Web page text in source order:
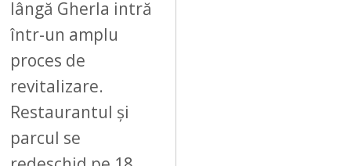
lângă Gherla intră
într-un amplu
proces de
revitalizare.
Restaurantul și
parcul se